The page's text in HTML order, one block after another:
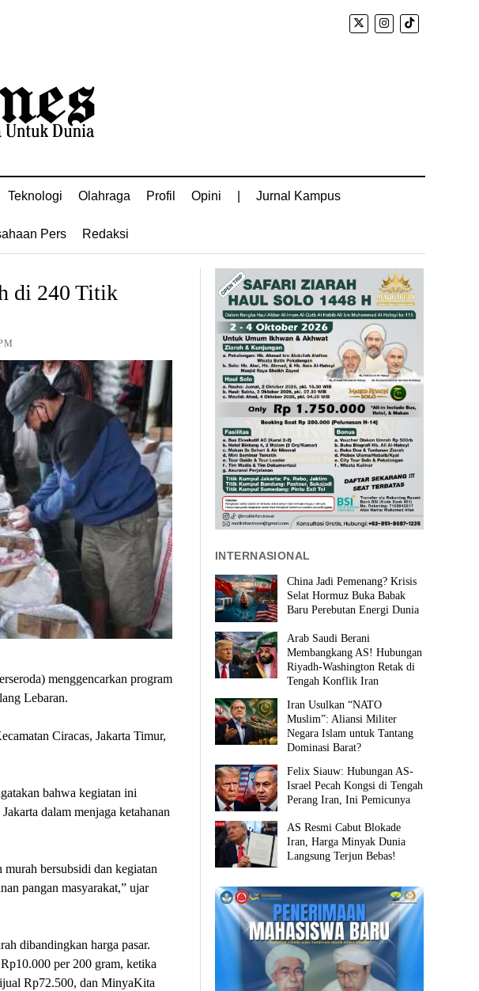
Teknologi Olahraga Profil Opini Jurnal Kampus
Pers Redaksi
di 240 Titik
menggencarkan program
Lebaran.
Ciracas, Jakarta Timur,
bahwa kegiatan ini
dalam menjaga ketahanan
murah bersubsidi dan kegiatan
pangan masyarakat,” ujar
dibandingkan harga pasar.
per 200 gram, ketika
Rp72.500, dan MinyaKita
INTERNASIONAL
China Jadi Pemenang? Krisis
Selat Hormuz Buka Babak
Baru Perebutan Energi Dunia
Arab Saudi Berani
Membangkang AS! Hubungan
Riyadh-Washington Retak di
Tengah Konflik Iran
Iran Usulkan “NATO
Muslim”: Aliansi Militer
Negara Islam untuk Tantang
Dominasi Barat?
Felix Siauw: Hubungan AS-
Israel Pecah Kongsi di Tengah
Perang Iran, Ini Pemicunya
AS Resmi Cabut Blokade
Iran, Harga Minyak Dunia
Langsung Terjun Bebas!